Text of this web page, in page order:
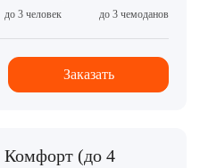
до 3 человек
до 3 чемоданов
Заказать
Комфорт (до 4